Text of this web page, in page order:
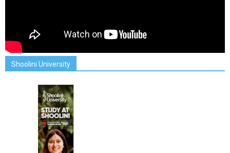
Shoolini University